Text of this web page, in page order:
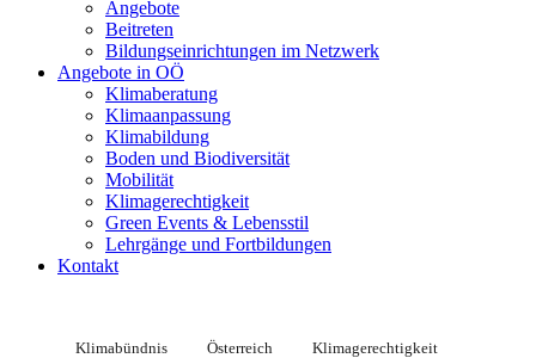
Angebote
Beitreten
Bildungseinrichtungen im Netzwerk
Angebote in OÖ
Klimaberatung
Klimaanpassung
Klimabildung
Boden und Biodiversität
Mobilität
Klimagerechtigkeit
Green Events & Lebensstil
Lehrgänge und Fortbildungen
Kontakt
Klimabündnis Österreich
Klimagerechtigkeit